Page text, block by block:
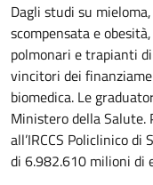
Dagli studi su
scompensata e
polmonari e trapianti di
vincitori dei
biomedica. Le
Ministero della Salute.
all’IRCCS Policlinico
di 6.982.610 milioni di